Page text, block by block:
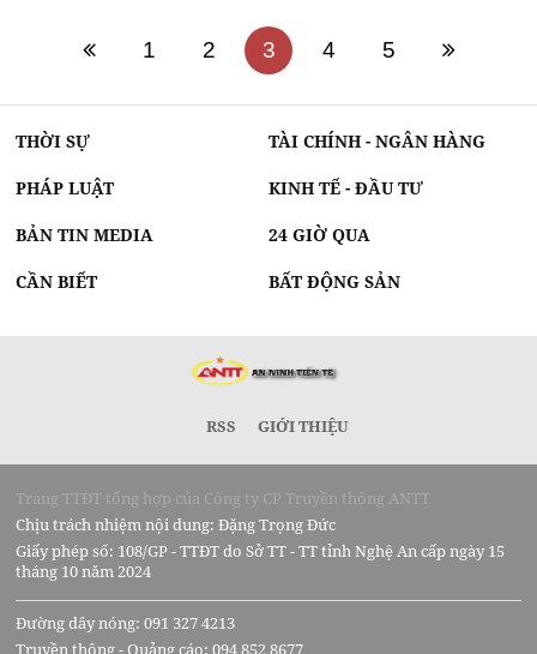
1 2 3 4 5
THỜI SỰ TÀI CHÍNH - NGÂN HÀNG
PHÁP LUẬT KINH TẾ - ĐẦU TƯ
BẢN TIN MEDIA 24 GIỜ QUA
CẦN BIẾT BẤT ĐỘNG SẢN
RSS GIỚI THIỆU
Trang TTĐT tổng hợp của Công ty CP Truyền thông ANTT
Chịu trách nhiệm nội dung: Đặng Trọng Đức
Giấy phép số: 108/GP - TTĐT do Sở TT - TT tỉnh Nghệ An cấp ngày 15
tháng 10 năm 2024
Đường dây nóng: 091 327 4213
Truyền thông - Quảng cáo: 094 852 8677